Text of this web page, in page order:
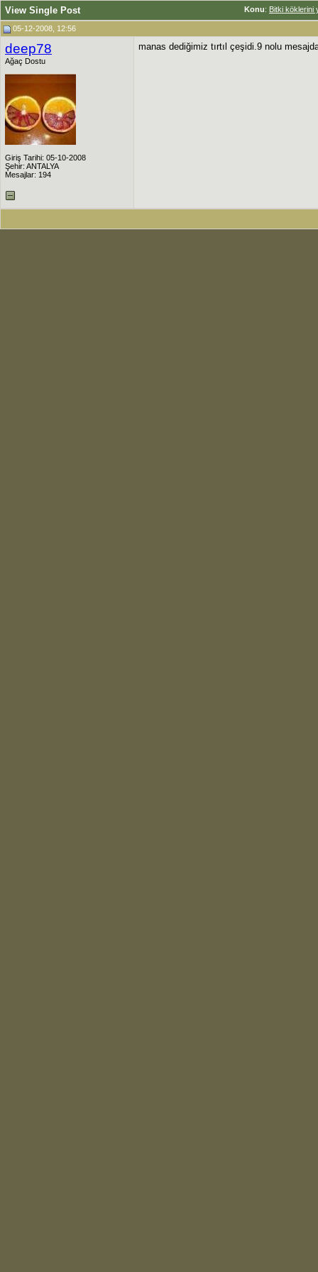
Konu: Bitki köklerini
View Single Post
05-12-2008, 12:56
deep78
Ağaç Dostu
Giriş Tarihi: 05-10-2008
Şehir: ANTALYA
Mesajlar: 194
manas dediğimiz tırtıl çeşidi.9 nolu